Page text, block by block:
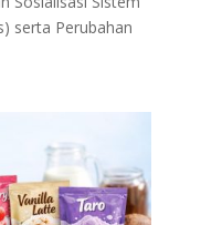
serta Perubahan